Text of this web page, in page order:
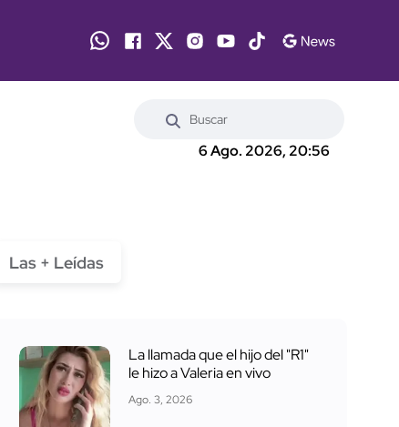
6 Ago. 2026, 20:56
Las + Leídas
La llamada que el hijo del "R1"
le hizo a Valeria en vivo
Ago. 3, 2026